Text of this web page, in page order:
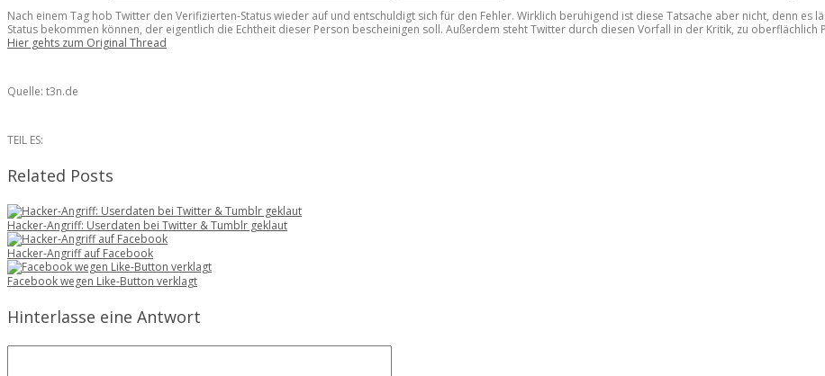
Nach einem Tag hob Twitter den Verifizierten-Status wieder auf und entschuldigt sich für den Fehler. Wirklich beruhigend ist diese Tatsache aber nicht, denn es
Status bekommen können, der eigentlich die Echtheit dieser Person bescheinigen soll. Außerdem steht Twitter durch diesen Vorfall in der Kritik, zu oberflächlich
Hier gehts zum Original Thread
Quelle: t3n.de
TEIL ES:
Related Posts
Hacker-Angriff: Userdaten bei Twitter & Tumblr geklaut
Hacker-Angriff auf Facebook
Facebook wegen Like-Button verklagt
Hinterlasse eine Antwort